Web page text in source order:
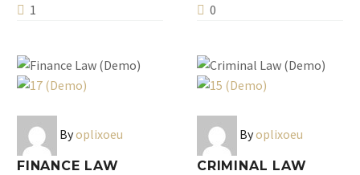
1 0
Byoplixoeu
FINANCE LAW
Byoplixoeu
CRIMINAL LAW